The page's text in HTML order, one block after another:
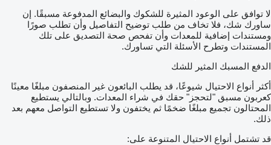
لا توافق على الوعود المثيرة للشكوك والبضائع المدفوعة مسبقًا. إن
ساورك شك، فلا تخاف من طلب توضيح التفاصيل وأن تطلب صورًا
ومستندات إضافية للمعدات وأن تفحص صحة التصديق على تلك
المستندات وتطرح الأسئلة التي تساورك.
الدفع المسبك المثير للشك
أكثر أنواع الاحتيال شيوعًا، قد يطلب البائعون غير المنصفون مبلغًا معينًا
كعربون مسبق "لتحجز" حقك في شراء المعدات. وبالتالي يستطيع
المحتالون تجميع مبلغًا ضخمًا ثم يختفون ولا تستطيع التواصل معهم بعد
ذلك.
قد تشتمل أنواع الاحتيال المتنوعة على: